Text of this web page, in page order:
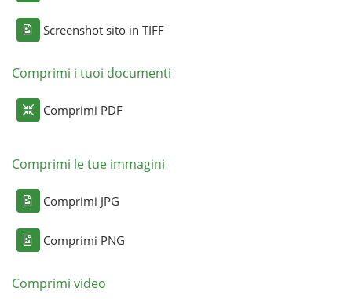
Screenshot sito in TIFF
Comprimi i tuoi documenti
Comprimi PDF
Comprimi le tue immagini
Comprimi JPG
Comprimi PNG
Comprimi video